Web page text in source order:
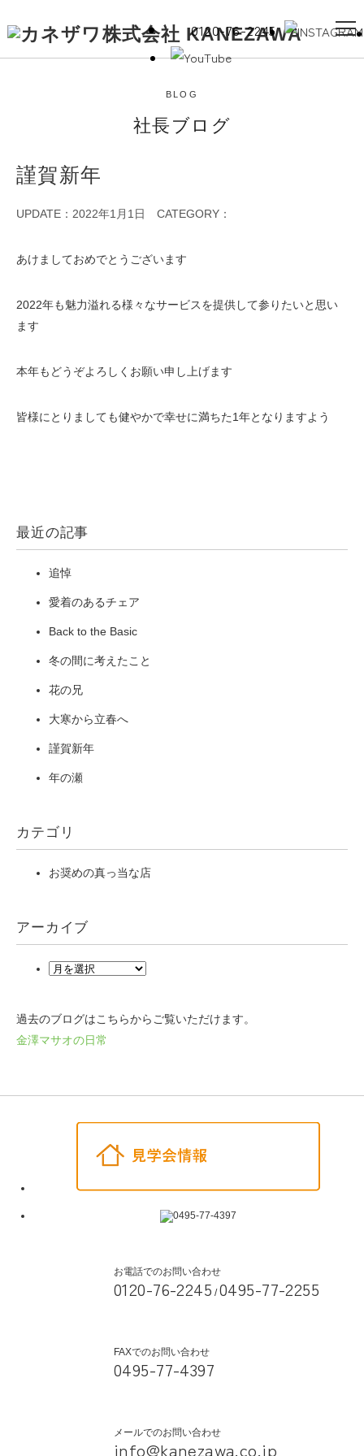
0120-76-2245
BLOG
社長ブログ
謹賀新年
UPDATE：2022年1月1日 CATEGORY：
あけましておめでとうございます
2022年も魅力溢れる様々なサービスを提供して参りたいと思い
ます
本年もどうぞよろしくお願い申し上げます
皆様にとりましても健やかで幸せに満ちた1年となりますよう
最近の記事
追悼
愛着のあるチェア
Back to the Basic
冬の間に考えたこと
花の兄
大寒から立春へ
謹賀新年
年の瀬
カテゴリ
お奨めの真っ当な店
アーカイブ
過去のブログはこちらからご覧いただけます。
金澤マサオの日常
お電話でのお問い合わせ
0120-76-2245 /0495-77-2255
FAXでのお問い合わせ
0495-77-4397
メールでのお問い合わせ
info@kanezawa.co.jp